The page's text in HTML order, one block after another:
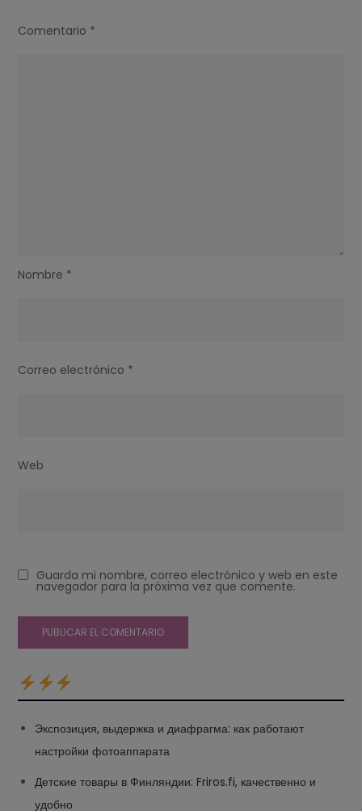
Comentario *
Nombre *
Correo electrónico *
Web
Guarda mi nombre, correo electrónico y web en este
navegador para la próxima vez que comente.
Экспозиция, выдержка и диафрагма: как работают
настройки фотоаппарата
Детские товары в Финляндии: Friros.fi, качественно и
удобно